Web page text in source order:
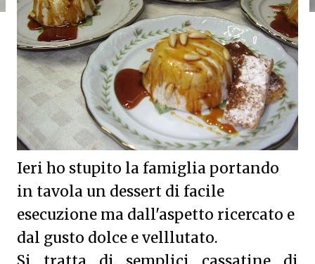
Ieri ho stupito la famiglia portando
in tavola un dessert di facile
esecuzione ma dall'aspetto ricercato e
dal gusto dolce e velllutato.